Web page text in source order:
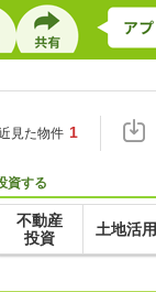
見た物件 1
資する
不動産
投資
土地活用